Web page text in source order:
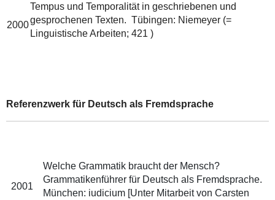
2000
Tempus und Temporalität in geschriebenen und
gesprochenen Texten. Tübingen: Niemeyer (=
Linguistische Arbeiten; 421 )
Referenzwerk für Deutsch als Fremdsprache
2001
Welche Grammatik braucht der Mensch?
Grammatikenführer für Deutsch als Fremdsprache.
München: iudicium [Unter Mitarbeit von Carsten